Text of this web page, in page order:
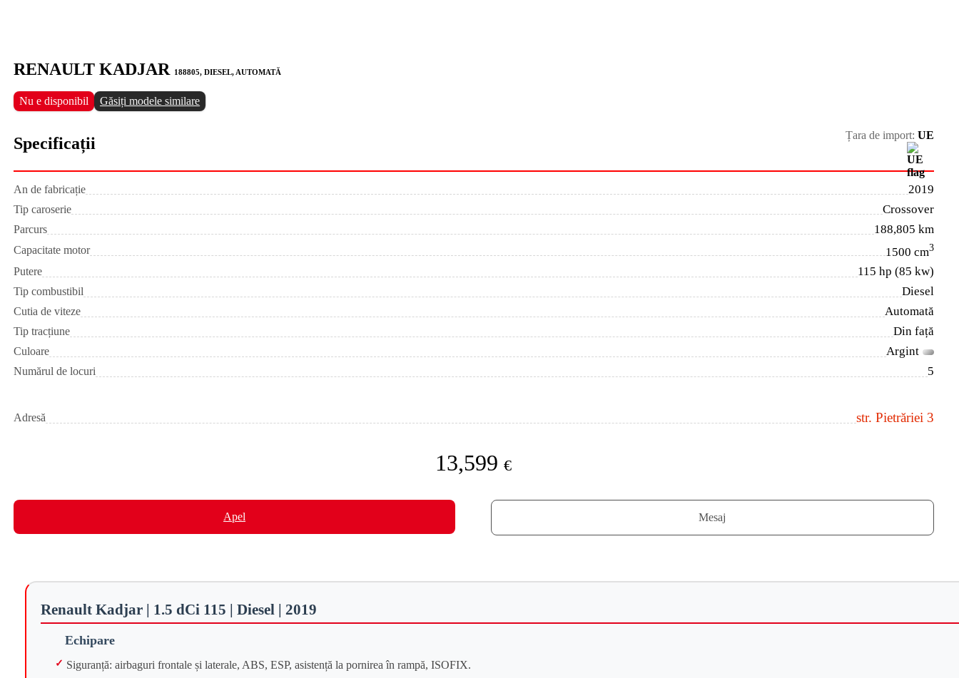
RENAULT KADJAR 188805, DIESEL, AUTOMATĂ
Nu e disponibil Găsiți modele similare
Specificații Țara de import:UE
An de fabricație 2019
Tip caroserie Crossover
Parcurs 188,805 km
Capacitate motor 1500 cm3
Putere 115 hp (85 kw)
Tip combustibil Diesel
Cutia de viteze Automată
Tip tracțiune Din față
Culoare Argint
Numărul de locuri 5
Adresă str. Pietrăriei 3
13,599 €
Apel Mesaj
Renault Kadjar | 1.5 dCi 115 | Diesel | 2019
Echipare
Siguranță: airbaguri frontale și laterale, ABS, ESP, asistență la pornirea în rampă, ISOFIX.